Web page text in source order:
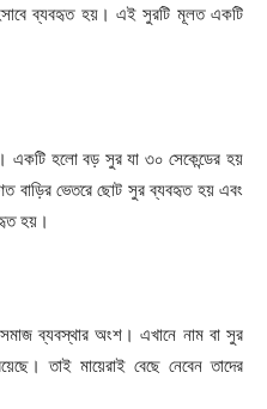
ব্যবহৃত হয়। এই সুরটি মূলত একটি
একটি হলো বড় সুর যা ৩০ সেকেন্ডের হয়
বাড়ির ভেতরে ছোট সুর ব্যবহৃত হয় এবং
হয়।
ব্যবস্থার অংশ। এখানে নাম বা সুর
তাই মায়েরাই বেছে নেবেন তাদের